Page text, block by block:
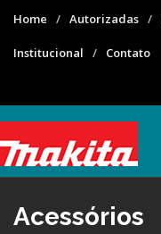
Home Autorizadas
Institucional Contato
Acessórios